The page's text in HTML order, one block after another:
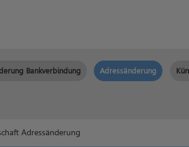
Bankverbindung Adressänderung
Adressänderung